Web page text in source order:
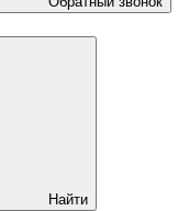
Найти